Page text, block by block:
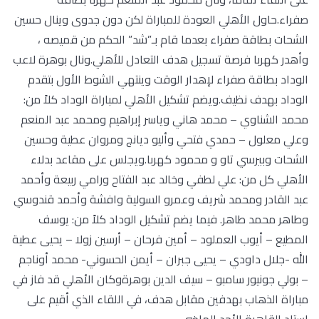
صفراء.حاول الأهلي العودة للمباراة لكن دون جدوى وينال حسين
الشحات بطاقة صفراء بعدما قام بـ”شد” الحكم من قميصه ،
وأهدر كهربا فرصة تسجيل هدف التعادل للأهلي.ونال بوهرة لاعب
الوداد بطاقة صفراء لإهدار الوقت وينتهي الشوط الأول بتقدم
الوداد بهدف نظيف.ويضم تشكيل الأهلي لمباراة الوداد كلاً من:
محمد الشناوي – محمد هاني وياسر إبراهيم ومحمد عبد المنعم
وعلي معلول – حمدي فتحي وأليو ديانج ومروان عطية وحسين
الشحات وبيرسي تاو و محمود كهربا.ويجلس على مقاعد بدلاء
الأهلي كل من: علي لطفي وخالد عبد الفتاح ورامي ربيعة وأحمد
عبد القادر ومحمد شريف وعمرو السولية وافشة وأحمد قندوسي
وطاهر محمد طاهر. فيما يضم تشكيل الوداد كلاً من: يوسف
المطيع – أيوب العملود – أمين فرحان – أرسين زولا – يحيى عطية
الله -جلال داودي – يحيى جبران – أيمن الحسوني- محمد أوناجم
– بولي جونيور سامبو – سيف الدين بوهرةوكان الأهلي قد فاز في
مباراة الذهاب بهدفين مقابل هدف، في اللقاء الذي أقيم على